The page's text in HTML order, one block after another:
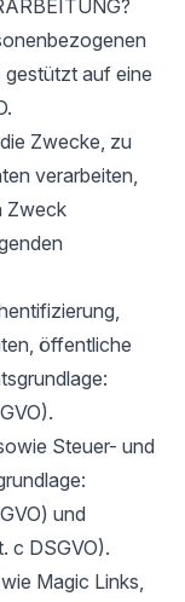
gestützt auf eine
Zwecke, zu
verarbeiten,
Zweck
öffentliche
Steuer- und
und
c DSGVO).
Magic Links,